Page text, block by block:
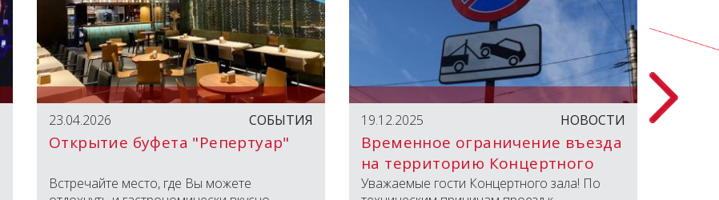
23.04.2026 СОБЫТИЯ
Открытие буфета "Репертуар"
Встречайте место, где Вы можете
19.12.2025 НОВОСТИ
Временное ограничение въезда
на территорию Концертного
зала
Уважаемые гости Концертного зала! По